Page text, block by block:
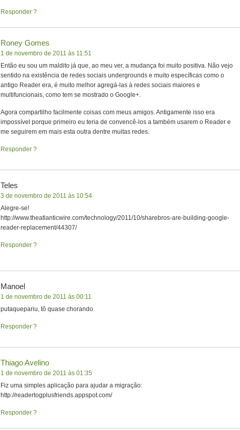
Responder
Roney Gomes
1 de novembro de 2011 às 11:51
Então eu sou um maldito já que, ao meu ver, a mudança foi muito positiva. Não vejo
sentido na existência de redes sociais undergrounds e muito específicas como o
antigo Reader era, é muito melhor agregá-las à redes sociais maiores e
multifuncionais, como tem se mostrado o Google+.
Agora compartilho facilmente coisas com meus amigos. Antigamente isso era
impossível porque primeiro eu teria de convencê-los a também usarem o Reader e
me seguirem em mais esta outra dentre muitas redes.
Responder
Teles
3 de novembro de 2011 às 10:54
Alegre-se!
http://www.theatlanticwire.com/technology/2011/10/sharebros-are-building-google-
reader-replacement/44307/
Responder
Manoel
1 de novembro de 2011 às 00:11
putaquepariu, tô quase chorando.
Responder
Thiago Avelino
1 de novembro de 2011 às 01:35
Fiz uma simples aplicação para ajudar a migração:
http://readertogplusfriends.appspot.com/
Responder